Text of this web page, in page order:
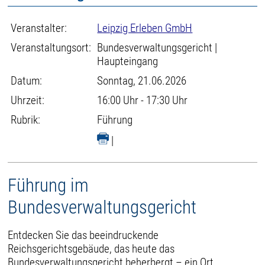
Veranstalter:
Leipzig Erleben GmbH
Veranstaltungsort: Bundesverwaltungsgericht |
Haupteingang
Datum:
Sonntag, 21.06.2026
Uhrzeit:
16:00 Uhr - 17:30 Uhr
Rubrik:
Führung
|
Führung im
Bundesverwaltungsgericht
Entdecken Sie das beeindruckende
Reichsgerichtsgebäude, das heute das
Bundesverwaltungsgericht beherbergt – ein Ort